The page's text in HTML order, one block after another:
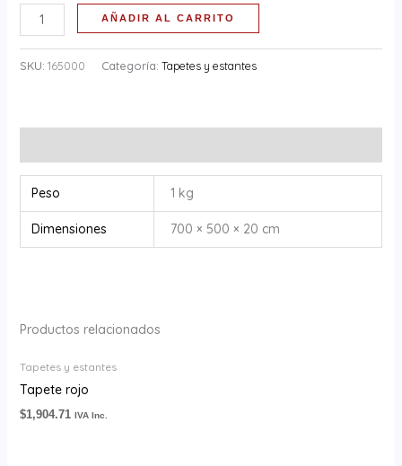
AÑADIR AL CARRITO
SKU: 165000 Categoría: Tapetes y estantes
Peso 1 kg
Dimensiones 700 × 500 × 20 cm
Productos relacionados
Tapetes y estantes
Tapete rojo
$1,904.71 IVA Inc.